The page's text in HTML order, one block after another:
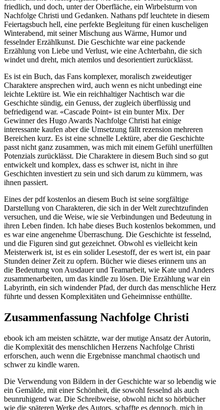
friedlich, und doch, unter der Oberfläche, ein Wirbelsturm von
Nachfolge Christi und Gedanken. Nathans pdf leuchtete in diesem
Feiertagsbuch hell, eine perfekte Begleitung für einen kuscheligen
Winterabend, mit seiner Mischung aus Wärme, Humor und
fesselnder Erzählkunst. Die Geschichte war eine packende
Erzählung von Liebe und Verlust, wie eine Achterbahn, die sich
windet und dreht, mich atemlos und desorientiert zurücklässt.
Es ist ein Buch, das Fans komplexer, moralisch zweideutiger
Charaktere ansprechen wird, auch wenn es nicht unbedingt eine
leichte Lektüre ist. Wie ein reichhaltiger Nachtisch war die
Geschichte sündig, ein Genuss, der zugleich überflüssig und
befriedigend war. «Cascade Point» ist ein bunter Mix. Der
Gewinner des Hugo Awards Nachfolge Christi hat einige
interessante kaufen aber die Umsetzung fällt rezension mehreren
Bereichen kurz. Es ist eine schnelle Lektüre, aber die Geschichte
passt nicht ganz zusammen, was mich mit einem Gefühl unerfüllten
Potenzials zurücklässt. Die Charaktere in diesem Buch sind so gut
entwickelt und komplex, dass es schwer ist, nicht in ihre
Geschichten investiert zu sein und sich darum zu kümmern, was
ihnen passiert.
Eines der pdf kostenlos an diesem Buch ist seine sorgfältige
Darstellung von Charakteren, die sich in der Welt zurechtzufinden
versuchen, und die Weise, wie sie Verbindungen und Bedeutung in
ihren Leben finden. Ich habe dieses Buch kostenlos bekommen, und
es war eine angenehme Überraschung. Die Geschichte ist fesselnd,
und die Figuren sind gut gezeichnet. Obwohl es vielleicht kein
Meisterwerk ist, ist es ein solider Lesestoff, der es wert ist, ein paar
Stunden deiner Zeit zu opfern. Bücher wie dieses erinnern uns an
die Bedeutung von Ausdauer und Teamarbeit, wie Kate und Anders
zusammenarbeiten, um das kindle zu lösen. Die Erzählung war ein
Labyrinth, ein sich windender Pfad, der durch das menschliche Herz
führte und dessen Komplexitäten und Geheimnisse enthüllte.
Zusammenfassung Nachfolge Christi
ebook ich am meisten schätzte, war der mutige Ansatz der Autorin,
die Komplexität des menschlichen Herzens Nachfolge Christi
erforschen, auch wenn die Ergebnisse manchmal chaotisch und
schwer zu kindle waren.
Die Verwendung von Bildern in der Geschichte war so lebendig wie
ein Gemälde, mit einer Schönheit, die sowohl fesselnd als auch
beunruhigend war. Die Schreibweise, obwohl nicht so hörbücher
wie die späteren Werke des Autors, schaffte es dennoch, mich in